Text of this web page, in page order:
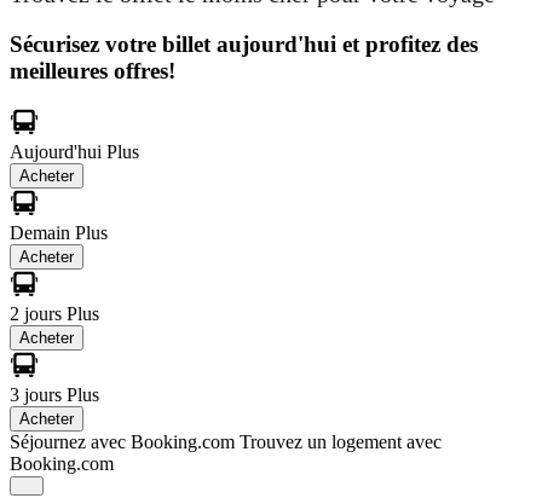
Sécurisez votre billet aujourd'hui et profitez des
meilleures offres!
Aujourd'hui Plus
Acheter
Demain Plus
Acheter
2 jours Plus
Acheter
3 jours Plus
Acheter
Séjournez avec Booking.com Trouvez un logement avec
Booking.com